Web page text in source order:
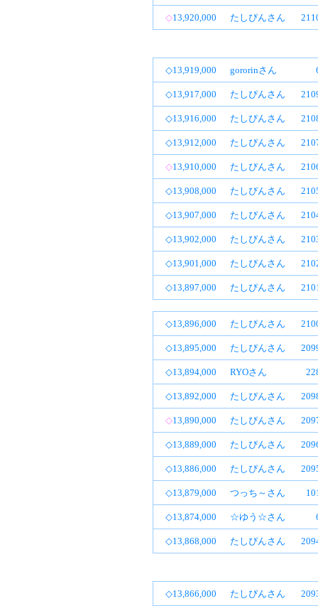
◇13,920,000 たしぴんさん
◇13,919,000 gororinさん
◇13,917,000 たしぴんさん
◇13,916,000 たしぴんさん
◇13,912,000 たしぴんさん
◇13,910,000 たしぴんさん
◇13,908,000 たしぴんさん
◇13,907,000 たしぴんさん
◇13,902,000 たしぴんさん
◇13,901,000 たしぴんさん
◇13,897,000 たしぴんさん
◇13,896,000 たしぴんさん
◇13,895,000 たしぴんさん
◇13,894,000 RYOさん
◇13,892,000 たしぴんさん
◇13,890,000 たしぴんさん
◇13,889,000 たしぴんさん
◇13,886,000 たしぴんさん
◇13,879,000 つっち～さん
◇13,874,000 ☆ゆう☆さん
◇13,868,000 たしぴんさん
◇13,866,000 たしぴんさん